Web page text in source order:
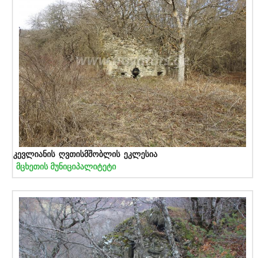
კევლიანის ღვთისმშობლის ეკლესია
მცხეთის მუნიციპალიტეტი